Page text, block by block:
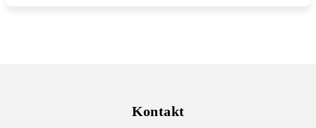
Kontakt